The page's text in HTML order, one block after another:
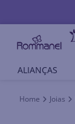
ALIANÇAS
Joias